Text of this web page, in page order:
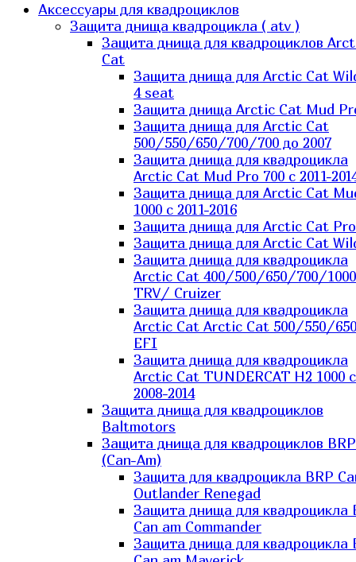
Аксессуары для квадроциклов
Защита днища квадроцикла ( atv )
Защита днища для квадроциклов
Cat
Защита днища для Arctic Cat
4 seat
Защита днища Arctic Cat Mud
Защита днища для Arctic Cat
500/550/650/700/700 до 2007
Защита днища для квадроцикла
Arctic Cat Mud Pro 700 с 2011-
Защита днища для Arctic Cat
1000 c 2011-2016
Защита днища для Arctic Cat
Защита днища для Arctic Cat
Защита днища для квадроцикла
Arctic Cat 400/500/650/700/1000
TRV/ Cruizer
Защита днища для квадроцикла
Arctic Cat Arctic Cat 500/550/
EFI
Защита днища для квадроцикла
Arctic Cat TUNDERCAT H2 1000 c
2008-2014
Защита днища для квадроциклов
Baltmotors
Защита днища для квадроциклов BRP
(Can-Am)
Защита для квадроцикла BRP
Outlander Renegad
Защита днища для квадроцикла
Can am Commander
Защита днища для квадроцикла